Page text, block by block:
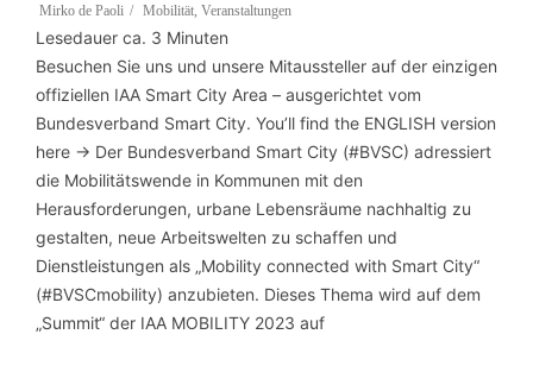
Mirko de Paoli Mobilität Veranstaltungen
Lesedauer ca. 3 Minuten
Besuchen Sie uns und unsere Mitaussteller auf der einzigen
offiziellen IAA Smart City Area – ausgerichtet vom
Bundesverband Smart City. You’ll find the ENGLISH version
here -> Der Bundesverband Smart City (#BVSC) adressiert
die Mobilitätswende in Kommunen mit den
Herausforderungen, urbane Lebensräume nachhaltig zu
gestalten, neue Arbeitswelten zu schaffen und
Dienstleistungen als „Mobility connected with Smart City“
(#BVSCmobility) anzubieten. Dieses Thema wird auf dem
„Summit“ der IAA MOBILITY 2023 auf